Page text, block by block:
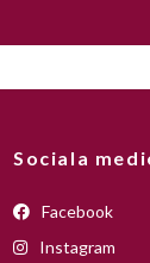
Sociala
Facebook
Instagram